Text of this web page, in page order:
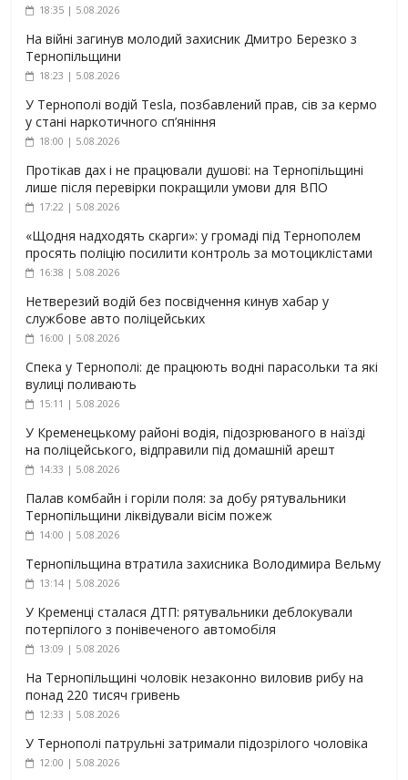
18:35 | 5.08.2026
На війні загинув молодий захисник Дмитро Березко з
Тернопільщини
18:23 | 5.08.2026
У Тернополі водій Tesla, позбавлений прав, сів за кермо
у стані наркотичного сп’яніння
18:00 | 5.08.2026
Протікав дах і не працювали душові: на Тернопільщині
лише після перевірки покращили умови для ВПО
17:22 | 5.08.2026
«Щодня надходять скарги»: у громаді під Тернополем
просять поліцію посилити контроль за мотоциклістами
16:38 | 5.08.2026
Нетверезий водій без посвідчення кинув хабар у
службове авто поліцейських
16:00 | 5.08.2026
Спека у Тернополі: де працюють водні парасольки та які
вулиці поливають
15:11 | 5.08.2026
У Кременецькому районі водія, підозрюваного в наїзді
на поліцейського, відправили під домашній арешт
14:33 | 5.08.2026
Палав комбайн і горіли поля: за добу рятувальники
Тернопільщини ліквідували вісім пожеж
14:00 | 5.08.2026
Тернопільщина втратила захисника Володимира Вельму
13:14 | 5.08.2026
У Кременці сталася ДТП: рятувальники деблокували
потерпілого з понівеченого автомобіля
13:09 | 5.08.2026
На Тернопільщині чоловік незаконно виловив рибу на
понад 220 тисяч гривень
12:33 | 5.08.2026
У Тернополі патрульні затримали підозрілого чоловіка
12:00 | 5.08.2026